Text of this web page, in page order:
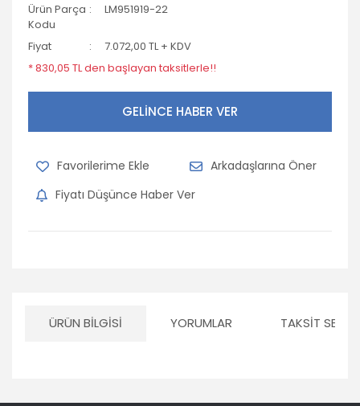
Ürün Parça
Kodu
LM951919-22
Fiyat
7.072,00 TL + KDV
* 830,05 TL den başlayan taksitlerle!!
GELİNCE HABER VER
Arkadaşlarına Öner
Fiyatı Düşünce Haber Ver
ÜRÜN BILGISI YORUMLAR TAKSIT
konularda yetersiz gördüğünüz noktaları öneri formunu